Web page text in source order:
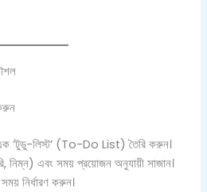
এক ‘টুডু-লিস্ট’ (To-Do List) তৈরি করুন।
নিম্ন) এবং সময় প্রয়োজন অনুযায়ী সাজান।
নির্ধারণ করুন।